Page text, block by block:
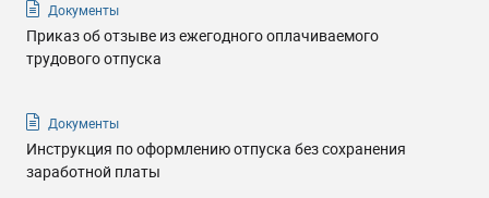
Документы
Приказ об отзыве из ежегодного оплачиваемого
трудового отпуска
Документы
Инструкция по оформлению отпуска без сохранения
заработной платы